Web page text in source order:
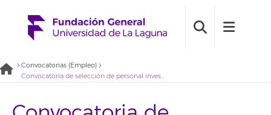
Convocatorias (Empleo)
Convocatoria de selección de personal investigador para participar en proyecto para la creación del archivo de la transición en Canarias. Perfil técnico/a biblioteconomía – 2021BDE077